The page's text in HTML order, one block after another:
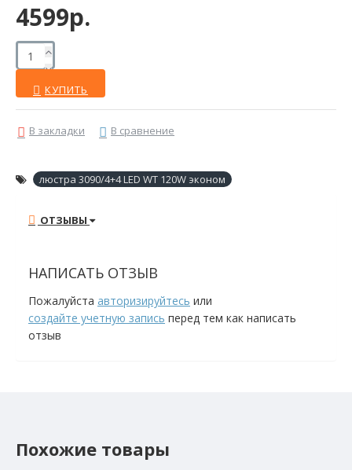
4599р.
КУПИТЬ
В закладки В сравнение
люстра 3090/4+4 LED WT 120W эконом
ОТЗЫВЫ
НАПИСАТЬ ОТЗЫВ
Пожалуйста авторизируйтесь или
создайте учетную запись перед тем как написать
отзыв
Похожие товары